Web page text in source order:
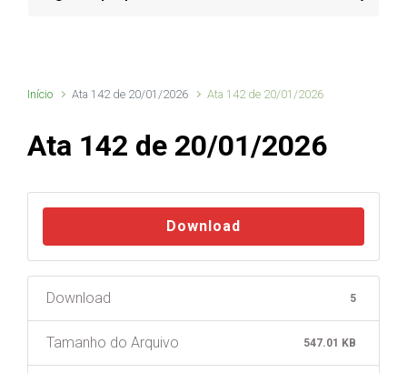
Início Ata 142 de 20/01/2026 Ata 142 de 20/01/2026
Ata 142 de 20/01/2026
Download
Download 5
Tamanho do Arquivo 547.01 KB